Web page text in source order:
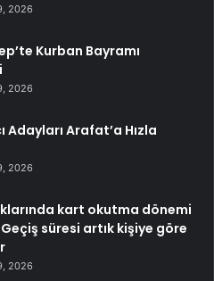
2026
Kurban Bayramı
2026
Adayları Arafat’a Hızla
2026
kart okutma dönemi
süresi artık kişiye göre
2026